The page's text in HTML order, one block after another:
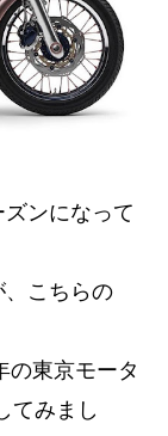
ンになって
こちらの
の東京モータ
てみまし